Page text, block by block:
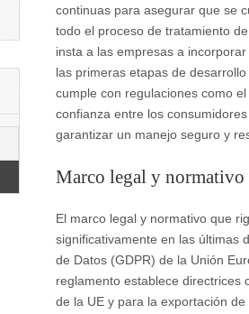
continuas para asegurar que se
todo el proceso de tratamiento
insta a las empresas a
las primeras etapas de
cumple con regulaciones como
confianza entre los
garantizar un manejo seguro y
Marco legal y normativo
El marco legal y normativo que
significativamente en las últimas
de Datos (GDPR) de la Unión
reglamento establece directrices
de la UE y para la exportación